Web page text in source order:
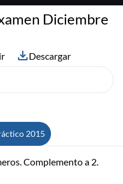
2015
Complemento a 2.
Diciembre
Descargar